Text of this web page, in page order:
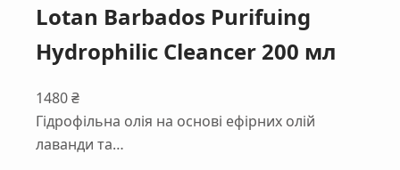
Lotan Barbados Purifuing
Hydrophilic Cleancer 200 мл
1480₴
Гідрофільна олія на основі ефірних олій
лаванди та…